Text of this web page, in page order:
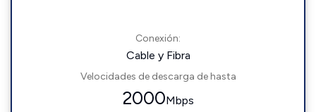
Conexión:
Cable y Fibra
Velocidades de descarga de hasta
2000Mbps